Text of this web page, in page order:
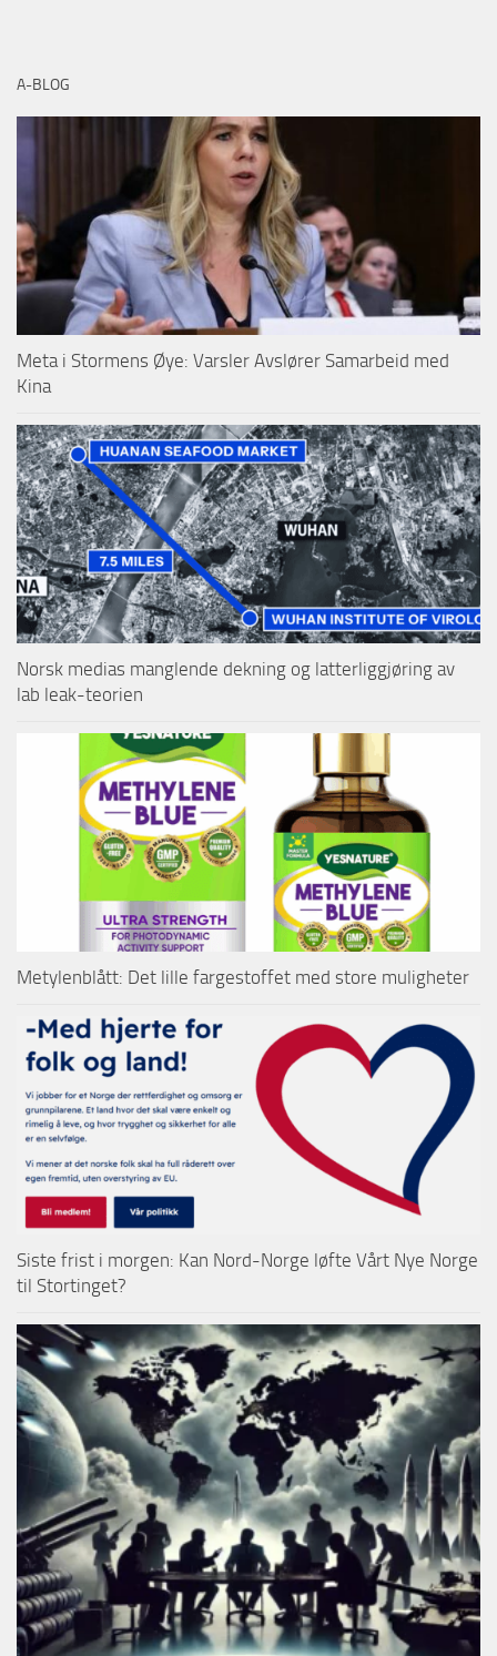
A-BLOG
Meta i Stormens Øye: Varsler Avslører Samarbeid med
Kina
Norsk medias manglende dekning og latterliggjøring av
lab leak-teorien
Metylenblått: Det lille fargestoffet med store muligheter
Siste frist i morgen: Kan Nord-Norge løfte Vårt Nye Norge
til Stortinget?